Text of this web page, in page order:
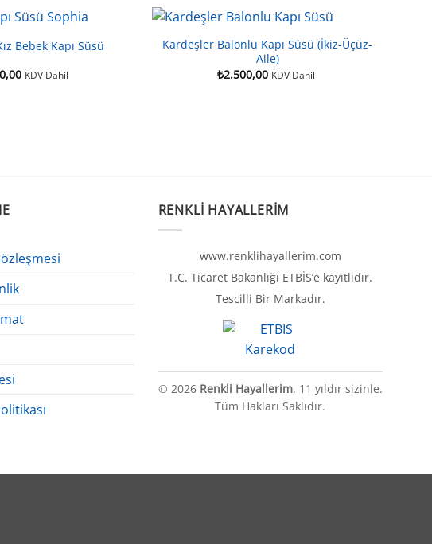
Bebek Kapı Süsü
KDV Dahil
Kardeşler Balonlu Kapı Süsü (İkiz-Üçüz-
Aile)
₺2.500,00 KDV Dahil
RENKLI HAYALLERIM
www.renklihayallerim.com
T.C. Ticaret Bakanlığı ETBİS’e kayıtlıdır.
Tescilli Bir Markadır.
© 2026 Renkli Hayallerim. 11 yıldır sizinle.
Tüm Hakları Saklıdır.